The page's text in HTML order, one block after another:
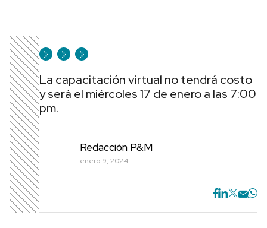
La capacitación virtual no tendrá costo
y será el miércoles 17 de enero a las 7:00
pm.
Redacción P&M
enero 9, 2024